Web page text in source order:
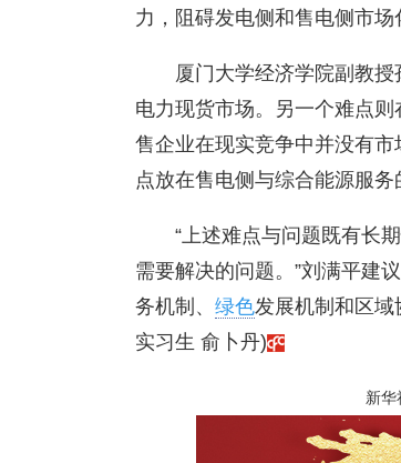
力，阻碍发电侧和售电侧市场
厦门大学经济学院副教
电力现货市场。另一个难点
售企业在现实竞争中并没有
点放在售电侧与综合能源服
“上述难点与问题既有长
需要解决的问题。”刘满平建
务机制、 绿色发展机制和区域
实习生 俞卜丹)
新华